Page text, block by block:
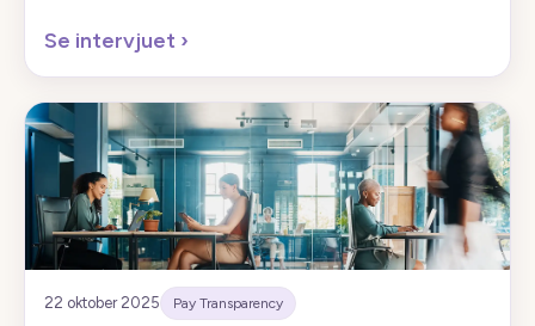
Se intervjuet ›
22 oktober 2025 Pay Transparency